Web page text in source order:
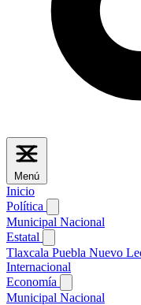
Menú
Inicio
Política
Municipal Nacional
Estatal
Tlaxcala Puebla Nuevo
Internacional
Economía
Municipal Nacional